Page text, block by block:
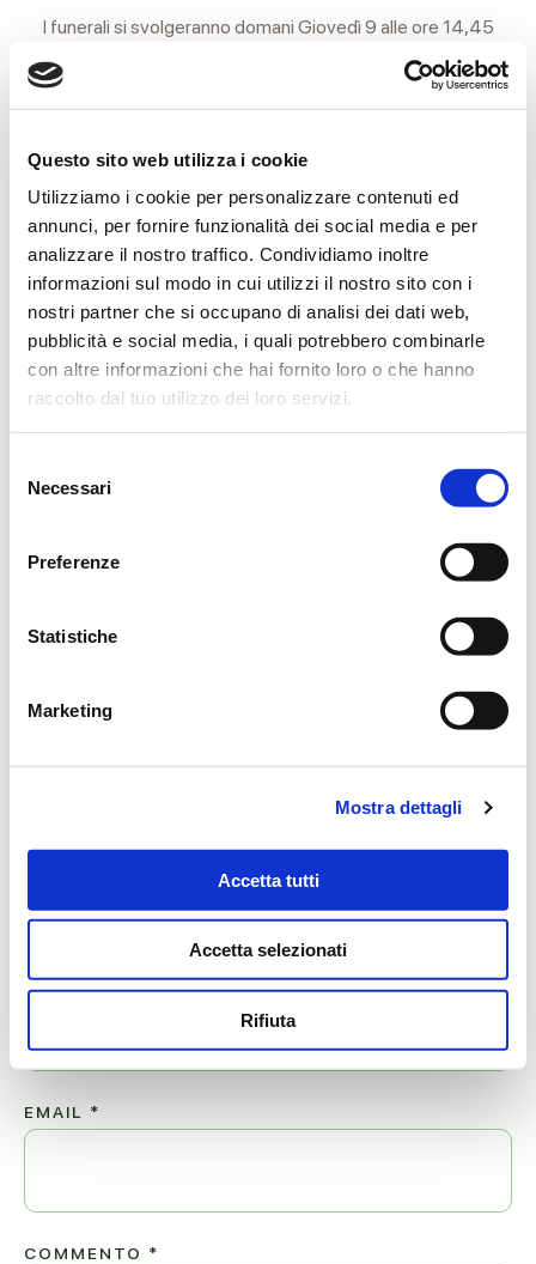
Questo sito web utilizza i cookie
Utilizziamo i cookie per personalizzare contenuti ed
annunci, per fornire funzionalità dei social media e per
analizzare il nostro traffico. Condividiamo inoltre
informazioni sul modo in cui utilizzi il nostro sito con i
nostri partner che si occupano di analisi dei dati web,
pubblicità e social media, i quali potrebbero combinarle
con altre informazioni che hai fornito loro o che hanno
raccolto dal tuo utilizzo dei loro servizi.
delNecessari
Preferenze
Statistiche
Marketing
Mostra dettagli
Accetta tutti
Accetta selezionati
Rifiuta
I funerali si svolgeranno domani Giovedì 9 alle ore 14,45
partendo dall’Arcispedale Santa Maria Nuova per la Chiesa
parrocchiale di S. Luigi Gonzaga, indi al cimitero Nuovo di
Non fiori, ma opere di bene.
Si ringraziano anticipatamente coloro che interverranno alla
cerimonia.
Reggio Emilia, 8 Maggio 2013
CONDIVIDI
borghi pierangelo 20/09/2014 alle 23:17
Il tuo indirizzo email non sarà pubblicato.
COMMENTO *
EMAIL *